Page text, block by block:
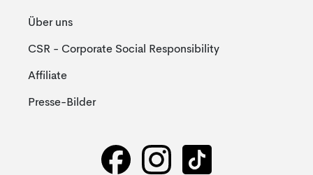
Über uns
CSR - Corporate Social Responsibility
Affiliate
Presse-Bilder